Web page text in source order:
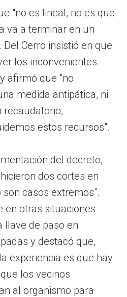
"no es lineal, no es que
va a terminar en un
Cerro insistió en que
los inconvenientes
afirmó que "no
medida antipática, ni
recaudatorio,
estos recursos".
del decreto,
dos cortes en
casos extremos".
en otras situaciones
llave de paso en
y destacó que,
experiencia es que hay
los vecinos
al organismo para